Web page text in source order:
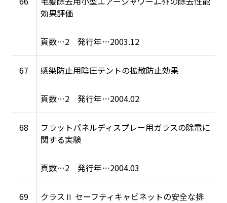
効果評価
2 2003.12
67 感染防止用陰圧テントの拡散防止効果
2 2004.02
68
フラットパネルディスプレー用ガラスの除電に
関する実験
2 2004.03
69
クラスⅡ セーフティキャビネットの安全な排